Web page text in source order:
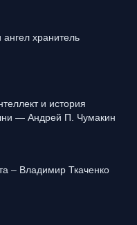
ангел хранитель
и история
— Андрей П. Чумакин
– Владимир Ткаченко